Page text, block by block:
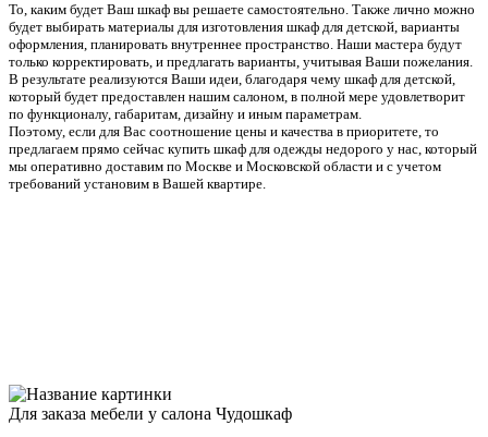
То, каким будет Ваш шкаф вы решаете самостоятельно. Также лично можно
будет выбирать материалы для изготовления шкаф для детской, варианты
оформления, планировать внутреннее пространство. Наши мастера будут
только корректировать, и предлагать варианты, учитывая Ваши пожелания.
В результате реализуются Ваши идеи, благодаря чему шкаф для детской,
который будет предоставлен нашим салоном, в полной мере удовлетворит
по функционалу, габаритам, дизайну и иным параметрам.
Поэтому, если для Вас соотношение цены и качества в приоритете, то
предлагаем прямо сейчас купить шкаф для одежды недорого у нас, который
мы оперативно доставим по Москве и Московской области и с учетом
требований установим в Вашей квартире.
Для заказа мебели у салона Чудошкаф